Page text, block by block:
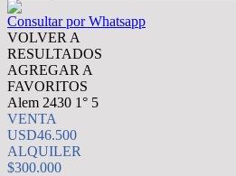
Consultar por Whatsapp
VOLVER A
RESULTADOS
AGREGAR A
FAVORITOS
Alem 2430 1° 5
VENTA
USD46.500
ALQUILER
$300.000